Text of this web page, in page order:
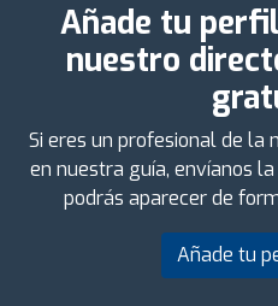
Añade tu
nuestro
Si eres un profesional de la
en nuestra guía, envíanos
podrás aparecer de
Añade tu